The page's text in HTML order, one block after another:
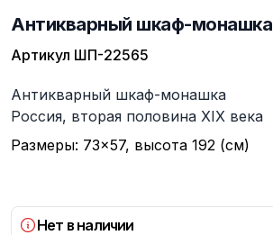
Антикварный шкаф-монашка
Артикул ШП-22565
Описание
Антикварный шкаф-монашка
Россия, вторая половина XIX века
Размеры: 73×57, высота 192 (см)
Нет в наличии